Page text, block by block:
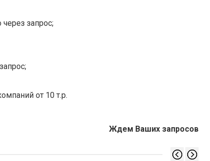
запрос;
от 10 т.р.
Ждем Ваших запросов